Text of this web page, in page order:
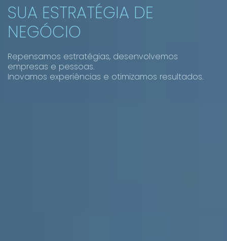
SUA ESTRATÉGIA DE
NEGÓCIO
Repensamos estratégias, desenvolvemos
empresas e pessoas.
Inovamos experiências e otimizamos resultados.